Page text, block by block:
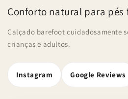
Conforto natural para pés
Calçado barefoot cuidadosamente
crianças e adultos.
Instagram Google Reviews